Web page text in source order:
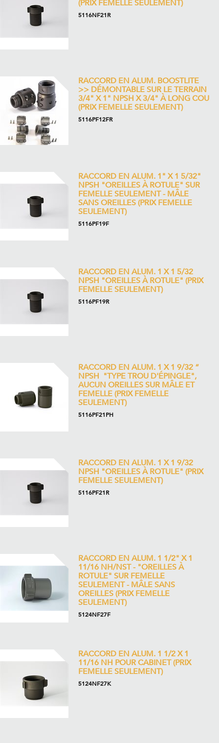
(PRIX FEMELLE SEULEMENT)
5116NF21R
RACCORD EN ALUM. BOOSTLITE
>> DÉMONTABLE SUR LE TERRAIN
3/4" X 1" NPSH X 3/4" À LONG COU
(PRIX FEMELLE SEULEMENT)
5116PF12FR
RACCORD EN ALUM. 1" X 1 5/32"
NPSH "OREILLES À ROTULE" SUR
FEMELLE SEULEMENT - MÂLE
SANS OREILLES (PRIX FEMELLE
SEULEMENT)
5116PF19F
RACCORD EN ALUM. 1 X 1 5/32
NPSH "OREILLES À ROTULE" (PRIX
FEMELLE SEULEMENT)
5116PF19R
RACCORD EN ALUM. 1 X 1 9/32 “
NPSH "TYPE TROU D'ÉPINGLE",
AUCUN OREILLES SUR MÂLE ET
FEMELLE (PRIX FEMELLE
SEULEMENT)
5116PF21PH
RACCORD EN ALUM. 1 X 1 9/32
NPSH "OREILLES À ROTULE" (PRIX
FEMELLE SEULEMENT)
5116PF21R
RACCORD EN ALUM. 1 1/2" X 1
11/16 NH/NST - "OREILLES À
ROTULE" SUR FEMELLE
SEULEMENT - MÂLE SANS
OREILLES (PRIX FEMELLE
SEULEMENT)
5124NF27F
RACCORD EN ALUM. 1 1/2 X 1
11/16 NH POUR CABINET (PRIX
FEMELLE SEULEMENT)
5124NF27K